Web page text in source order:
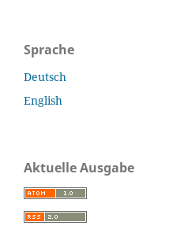
Sprache
Deutsch
English
Aktuelle Ausgabe